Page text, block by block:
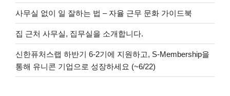
사무실 없이 일 잘하는 법 – 자율 근무 문화 가이드북
집 근처 사무실, 집무실을 소개합니다.
신한퓨처스랩 하반기 6-2기에 지원하고, S-Membership을
통해 유니콘 기업으로 성장하세요 (~6/22)